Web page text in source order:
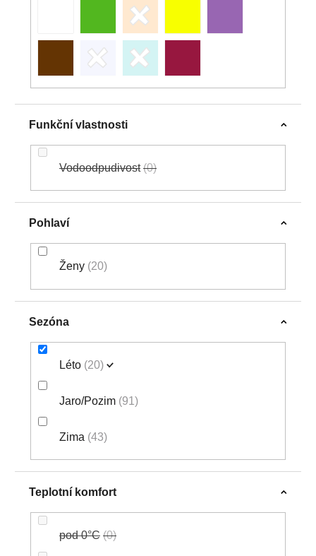
Funkční vlastnosti
Vodoodpudivost 0
Pohlaví
Ženy 20
Sezóna
Léto 20
Jaro/Pozim 91
Zima 43
Teplotní komfort
pod 0°C 0